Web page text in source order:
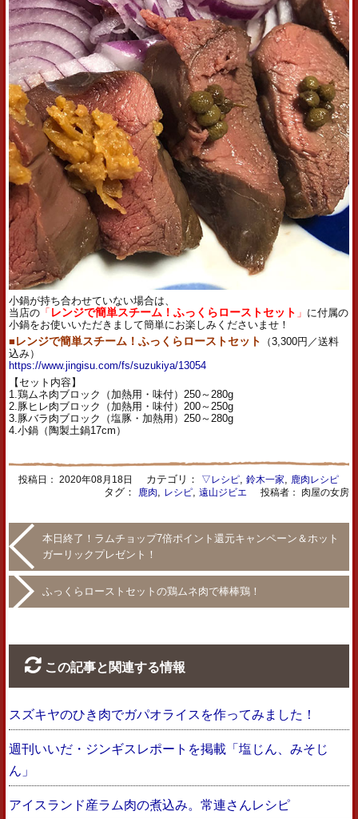
小鍋が持ち合わせていない場合は、
当店の 「 レンジで簡単スチーム！ふっくらローストセット 」 に付属の
小鍋をお使いいただきまして簡単にお楽しみくださいませ！
■ レンジで簡単スチーム！ふっくらローストセット
（3,300円／送料
込み）
https://www.jingisu.com/fs/suzukiya/13054
【セット内容】
1.鶏ムネ肉ブロック（加熱用・味付）250～280g
2.豚ヒレ肉ブロック（加熱用・味付）200～250g
3.豚バラ肉ブロック（塩豚・加熱用）250～280g
4.小鍋（陶製土鍋17cm）
投稿日： 2020年08月18日 カテゴリ： ▽レシピ, 鈴木一家 鹿肉レシピ
タグ： 鹿肉 レシピ, 遠山ジビエ 投稿者： 肉屋の女房
本日終了！ラムチョップ7倍ポイント還元キャンペーン＆ホット
ガーリックプレゼント！
ふっくらローストセットの鶏ムネ肉で棒棒鶏！
この記事と関連する情報
スズキヤのひき肉でガパオライスを作ってみました！
週刊いいだ・ジンギスレポートを掲載「塩じん、みそじ
ん」
アイスランド産ラム肉の煮込み。常連さんレシピ